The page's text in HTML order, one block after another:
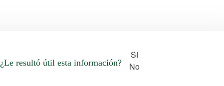
¿Le resultó útil esta información?
Sí
No